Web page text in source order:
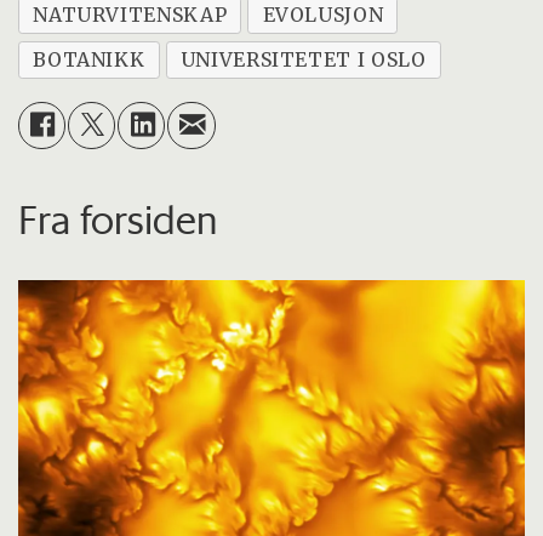
NATURVITENSKAP
EVOLUSJON
BOTANIKK
UNIVERSITETET I OSLO
Fra forsiden